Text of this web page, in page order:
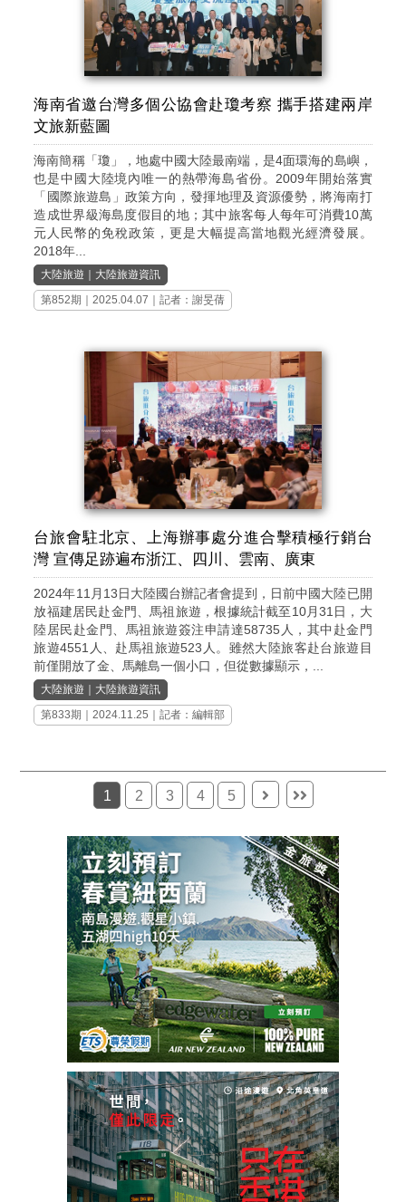
海南省邀台灣多個公協會赴瓊考察 攜手搭建兩岸
文旅新藍圖
海南簡稱「瓊」，地處中國大陸最南端，是4面環海的島嶼，
也是中國大陸境內唯一的熱帶海島省份。2009年開始落實
「國際旅遊島」政策方向，發揮地理及資源優勢，將海南打
造成世界級海島度假目的地；其中旅客每人每年可消費10萬
元人民幣的免稅政策，更是大幅提高當地觀光經濟發展。
2018年...
大陸旅遊 ｜ 大陸旅遊資訊
第852期 ｜2025.04.07｜記者：謝旻蒨
台旅會駐北京、上海辦事處分進合擊積極行銷台
灣 宣傳足跡遍布浙江、四川、雲南、廣東
2024年11月13日大陸國台辦記者會提到，日前中國大陸已開
放福建居民赴金門、馬祖旅遊，根據統計截至10月31日，大
陸居民赴金門、馬祖旅遊簽注申請達58735人，其中赴金門
旅遊4551人、赴馬祖旅遊523人。雖然大陸旅客赴台旅遊目
前僅開放了金、馬離島一個小口，但從數據顯示，...
大陸旅遊 ｜ 大陸旅遊資訊
第833期 ｜2024.11.25｜記者：編輯部
1 2 3 4 5